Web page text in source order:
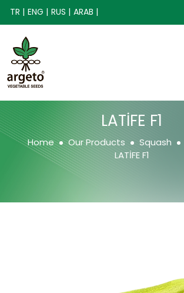
TR | ENG | RUS | ARAB |
LATİFE F1
Home Our Products Squash
LATİFE F1